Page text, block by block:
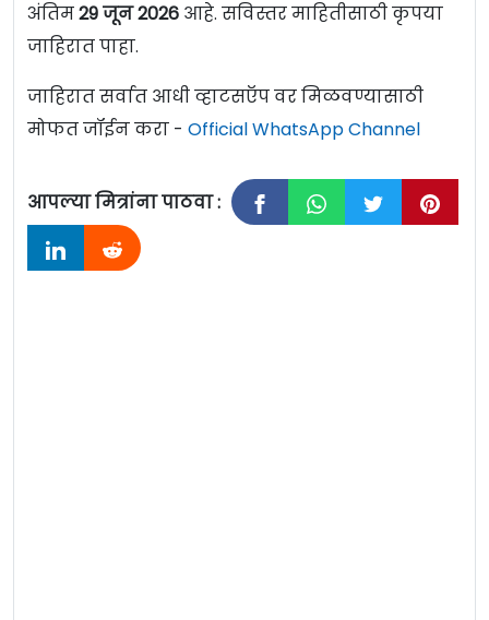
अंतिम29 जून2026 आहे. सविस्तर माहितीसाठी कृपया
जाहिरात पाहा.
जाहिरात सर्वात आधी व्हाटसऍप वर मिळवण्यासाठी
मोफत जॉईन करा - Official WhatsApp Channel
आपल्या मित्रांना पाठवा :